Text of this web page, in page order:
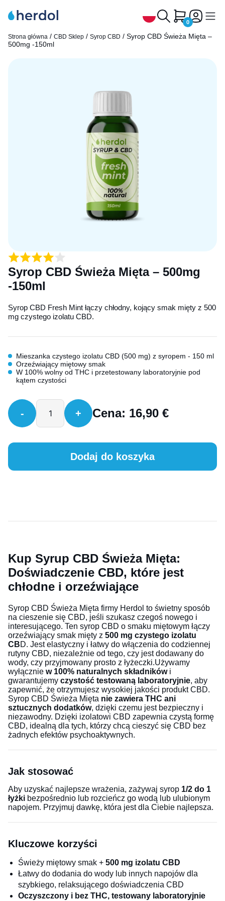
0
Olejek CBG i CBN
Kapsułki CBD
CBD Zwierzęta
Ekstrakty CBD, CBG, CBN
Syrop CBD
Dlaczego Herdol
Strona główna / CBD Sklep / Syrop CBD / Syrop CBD Świeża Mięta –
500mg -150ml
Syrop CBD Świeża Mięta – 500mg
-150ml
Syrop CBD Fresh Mint łączy chłodny, kojący smak mięty z 500
mg czystego izolatu CBD.
Mieszanka czystego izolatu CBD (500 mg) z syropem - 150 ml
Orzeźwiający miętowy smak
W 100% wolny od THC i przetestowany laboratoryjnie pod
kątem czystości
- + Cena: 16,90 €
Dodaj do koszyka
Kup Syrup CBD Świeża Mięta:
Doświadczenie CBD, które jest
chłodne i orzeźwiające
Syrop CBD Świeża Mięta firmy Herdol to świetny sposób
na cieszenie się CBD, jeśli szukasz czegoś nowego i
interesującego. Ten syrop CBD o smaku miętowym łączy
orzeźwiający smak mięty z 500 mg czystego izolatu
CBD. Jest elastyczny i łatwy do włączenia do codziennej
rutyny CBD, niezależnie od tego, czy jest dodawany do
wody, czy przyjmowany prosto z łyżeczki.Używamy
wyłącznie w 100% naturalnych składnikówi
gwarantujemy czystość testowaną laboratoryjnie, aby
zapewnić, że otrzymujesz wysokiej jakości produkt CBD.
Syrop CBD Świeża Mięta nie zawiera THC ani
sztucznych dodatków, dzięki czemu jest bezpieczny i
niezawodny. Dzięki izolatowi CBD zapewnia czystą formę
CBD, idealną dla tych, którzy chcą cieszyć się CBD bez
żadnych efektów psychoaktywnych.
Jak stosować
Aby uzyskać najlepsze wrażenia, zażywaj syrop 1/2 do 1
łyżki bezpośrednio lub rozcieńcz go wodą lub ulubionym
napojem. Przyjmuj dawkę, która jest dla Ciebie najlepsza.
Kluczowe korzyści
Świeży miętowy smak + 500 mg izolatu CBD
Łatwy do dodania do wody lub innych napojów dla
szybkiego, relaksującego doświadczenia CBD
Oczyszczony i bez THC, testowany laboratoryjnie